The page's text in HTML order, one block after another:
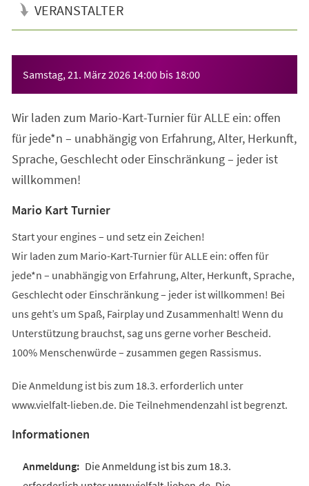
VERANSTALTER
Samstag, 21. März 2026 14:00 bis 18:00
Wir laden zum Mario-Kart-Turnier für ALLE ein: offen
für jede*n – unabhängig von Erfahrung, Alter, Herkunft,
Sprache, Geschlecht oder Einschränkung – jeder ist
willkommen!
Mario Kart Turnier
Start your engines – und setz ein Zeichen!
Wir laden zum Mario-Kart-Turnier für ALLE ein: offen für
jede*n – unabhängig von Erfahrung, Alter, Herkunft, Sprache,
Geschlecht oder Einschränkung – jeder ist willkommen! Bei
uns geht’s um Spaß, Fairplay und Zusammenhalt! Wenn du
Unterstützung brauchst, sag uns gerne vorher Bescheid.
100% Menschenwürde – zusammen gegen Rassismus.
Die Anmeldung ist bis zum 18.3. erforderlich unter
www.vielfalt-lieben.de. Die Teilnehmendenzahl ist begrenzt.
Informationen
Die Anmeldung ist bis zum 18.3.